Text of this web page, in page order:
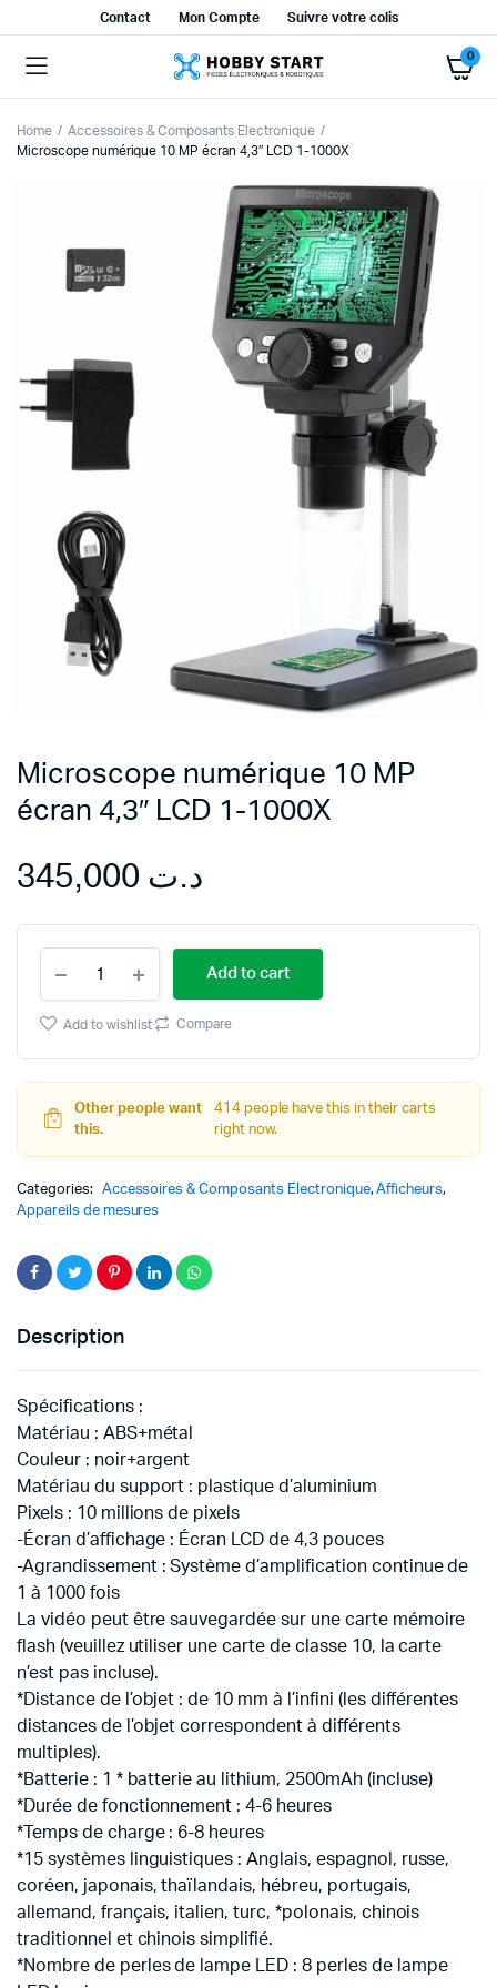
Contact Mon Compte Suivre votre colis
0
Home
Accessoires & Composants Electronique
Microscope numérique 10 MP écran 4,3″ LCD 1-1000X
Microscope numérique 10 MP
écran 4,3″ LCD 1-1000X
د.ت
numérique
10
MP
4,3"
LCD
1-
1000X
Add to cart
Add to wishlist Compare
Other people want
this.
414 people have this in their carts
right now.
Categories: Accessoires & Composants Electronique,Afficheurs,
Appareils de mesures
Description
Spécifications :
Matériau : ABS+métal
Couleur : noir+argent
Matériau du support : plastique d’aluminium
Pixels : 10 millions de pixels
-Écran d’affichage : Écran LCD de 4,3 pouces
-Agrandissement : Système d’amplification continue de
1 à 1000 fois
La vidéo peut être sauvegardée sur une carte mémoire
flash (veuillez utiliser une carte de classe 10, la carte
n’est pas incluse).
*Distance de l’objet : de 10 mm à l’infini (les différentes
distances de l’objet correspondent à différents
multiples).
*Batterie : 1 * batterie au lithium, 2500mAh (incluse)
*Durée de fonctionnement : 4-6 heures
*Temps de charge : 6-8 heures
*15 systèmes linguistiques : Anglais, espagnol, russe,
coréen, japonais, thaïlandais, hébreu, portugais,
allemand, français, italien, turc, *polonais, chinois
traditionnel et chinois simplifié.
*Nombre de perles de lampe LED : 8 perles de lampe